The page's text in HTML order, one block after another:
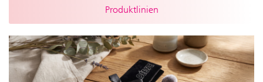
Produktlinien